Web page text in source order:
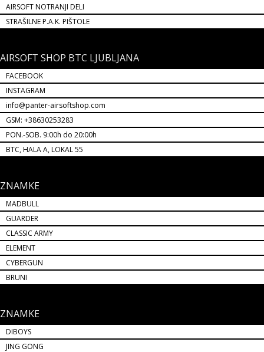
AIRSOFT NOTRANJI DELI
STRAŠILNE P.A.K. PIŠTOLE
AIRSOFT SHOP BTC LJUBLJANA
FACEBOOK
INSTAGRAM
info@panter-airsoftshop.com
GSM: +38630253283
PON.-SOB. 9:00h do 20:00h
BTC, HALA A, LOKAL 55
ZNAMKE
MADBULL
GUARDER
CLASSIC ARMY
ELEMENT
CYBERGUN
BRUNI
ZNAMKE
DIBOYS
JING GONG